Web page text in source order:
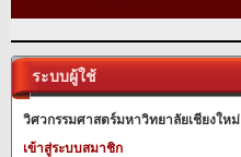
ระบบผู้ใช้
วิศวกรรมศาสตร์มหาวิทยาลัยเชียงใหม่
เข้าสู่ระบบสมาชิก